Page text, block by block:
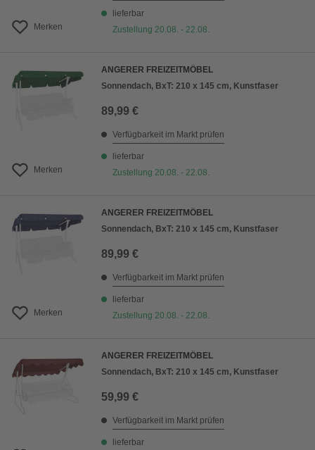
Merken
lieferbar
Zustellung 20.08. - 22.08.
Merken
ANGERER FREIZEITMÖBEL
Sonnendach, BxT: 210 x 145 cm, Kunstfaser
89,99 €
Verfügbarkeit im Markt prüfen
lieferbar
Zustellung 20.08. - 22.08.
Merken
ANGERER FREIZEITMÖBEL
Sonnendach, BxT: 210 x 145 cm, Kunstfaser
89,99 €
Verfügbarkeit im Markt prüfen
lieferbar
Zustellung 20.08. - 22.08.
ANGERER FREIZEITMÖBEL
Sonnendach, BxT: 210 x 145 cm, Kunstfaser
59,99 €
Verfügbarkeit im Markt prüfen
lieferbar